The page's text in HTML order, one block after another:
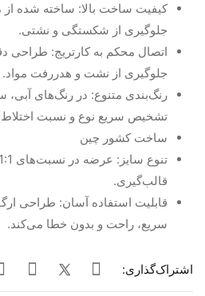
کیفیت ساخت بالا: ساخته شده از
جلوگیری از شکستگی و نشتی.
اتصال محکم به کارتریج: طراحی
جلوگیری از نشت و هدررفت مواد.
رنگ‌بندی متنوع: در رنگ‌های آبی،
تشخیص سریع نوع و نسبت
ساخت کشور چین
قالب‌گیری.
قابلیت استفاده آسان: طراحی
سریع، راحت و بدون خطا می‌کند.
اشتراک‌گذاری: